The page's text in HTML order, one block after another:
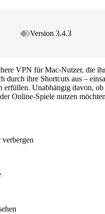
Version 3.4.3
VPN für Mac-Nutzer, die
durch ihre Shortcuts aus –
Unabhängig davon,
Online-Spiele nutzen